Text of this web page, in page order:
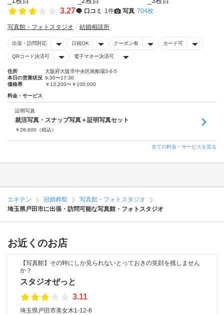
3.27 口コミ 1件 写真 704枚
写真館・フォトスタジオ 結婚相談所
出張・訪問対応 日祝OK クーポン有 カード可
QRコード決済可 電子マネー決済可
住所
大阪府大阪市中央区南船場3-6-5
本日の営業状況 9:30〜17:30
価格帯
￥13,200〜￥100,000
料金・サービス
証明写真
就活写真・スナップ写真＋証明写真セット
￥28,600 （税込）
全ての料金・サービスを見る
エキテン 冠婚葬祭
写真館・フォトスタジオ
埼玉県戸田市に出張・訪問可能な写真館・フォトスタジオ
お近くのお店
【写真館】その時にしか見られないとっておきの笑顔を残しません
か？
スタジオぜっと
3.11
埼玉県戸田市美女木1-12-6